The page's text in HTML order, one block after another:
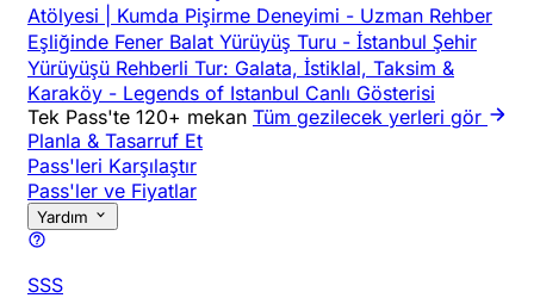
Atölyesi | Kumda Pişirme Deneyimi - Uzman Rehber
Eşliğinde Fener Balat Yürüyüş Turu - İstanbul Şehir
Yürüyüşü Rehberli Tur: Galata, İstiklal, Taksim &
Karaköy - Legends of Istanbul Canlı Gösterisi
Tek Pass'te 120+ mekan Tüm gezilecek yerleri gör
Planla & Tasarruf Et
Pass'leri Karşılaştır
Pass'ler ve Fiyatlar
Yardım
SSS